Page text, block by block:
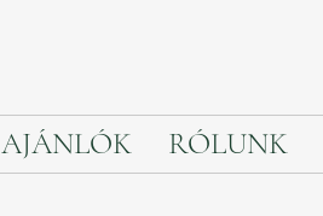
AJÁNLÓK RÓLUNK